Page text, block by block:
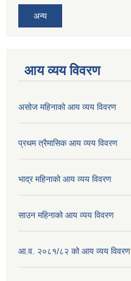
अन्य
आय व्यय विवरण
असोज महिनाको आय व्यय विवरण
प्रथम त्रैमासिक आय व्यय विवरण
भाद्र महिनाको आय व्यय विवरण
साउन महिनाको आय व्यय विवरण
आ.व. २०८१/८२ को आय व्यय विवरण